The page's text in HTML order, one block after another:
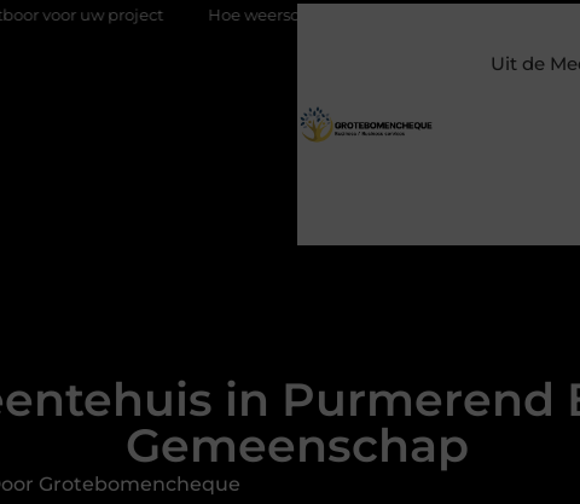
Hoe weersomstandigheden de internationale uienhandel op
Uit de
in Purmerend
Gemeenschap
Grotebomencheque